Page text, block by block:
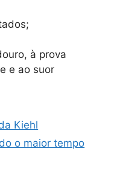
à prova
e ao suor
Kiehl
o maior tempo